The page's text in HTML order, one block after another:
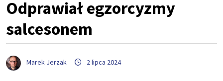
Odprawiał egzorcyzmy
salcesonem
Marek Jerzak 2 lipca 2024